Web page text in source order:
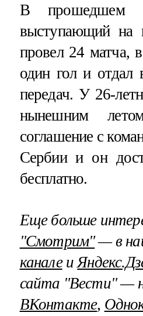
В прошедшем
выступающий на
провел 24 матча,
один гол и отдал
передач. У 26-
нынешним
соглашение с
Сербии и он
бесплатно.
Еще больше
"Смотрим"— в
каналеи
сайта "Вести" —
ВКонтакте,